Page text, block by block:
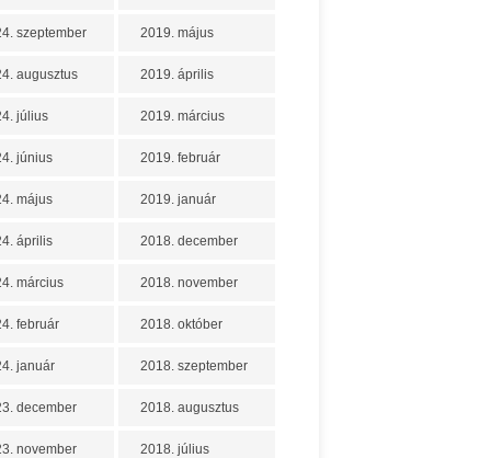
szeptember
augusztus
július
június
május
április
március
február
január
december
november
2019. május
2019. április
2019. március
2019. február
2019. január
2018. december
2018. november
2018. október
2018. szeptember
2018. augusztus
2018. július